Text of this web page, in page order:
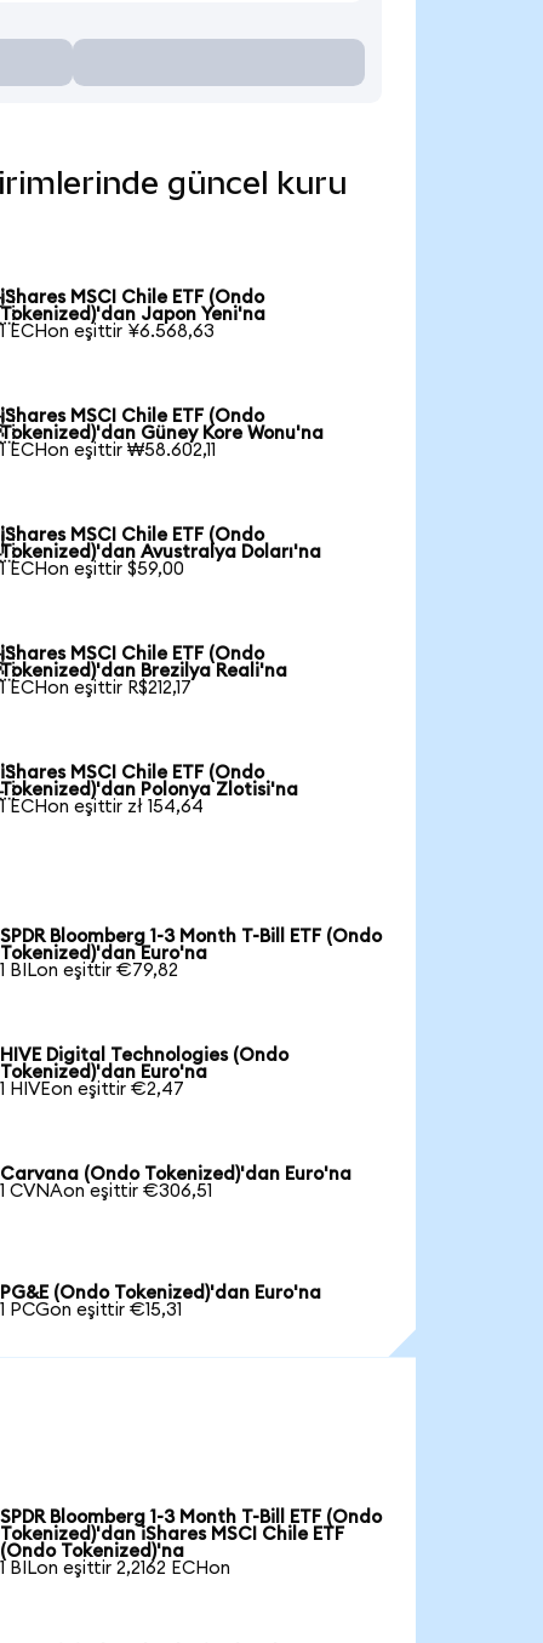
güncel kuru
iShares MSCI Chile ETF (Ondo
Tokenized)'dan Japon Yeni'na
1 ECHon eşittir ¥6.568,63
iShares MSCI Chile ETF (Ondo
Tokenized)'dan Güney Kore Wonu'na
1 ECHon eşittir ₩58.602,11
iShares MSCI Chile ETF (Ondo
Tokenized)'dan Avustralya Doları'na
1 ECHon eşittir $59,00
iShares MSCI Chile ETF (Ondo
Tokenized)'dan Brezilya Reali'na
1 ECHon eşittir R$212,17
iShares MSCI Chile ETF (Ondo
Tokenized)'dan Polonya Zlotisi'na
1 ECHon eşittir zł 154,64
SPDR Bloomberg 1-3 Month T-Bill ETF (Ondo
Tokenized)'dan Euro'na
1 BILon eşittir €79,82
HIVE Digital Technologies (Ondo
Tokenized)'dan Euro'na
1 HIVEon eşittir €2,47
Carvana (Ondo Tokenized)'dan Euro'na
1 CVNAon eşittir €306,51
PG&E (Ondo Tokenized)'dan Euro'na
1 PCGon eşittir €15,31
SPDR Bloomberg 1-3 Month T-Bill ETF (Ondo
Tokenized)'dan iShares MSCI Chile ETF
(Ondo Tokenized)'na
1 BILon eşittir 2,2162 ECHon